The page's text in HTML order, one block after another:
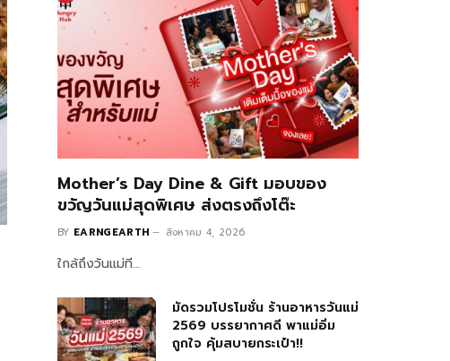
Mother’s Day Dine & Gift มอบของ
ขวัญวันแม่สุดพิเศษ ส่งตรงถึงโต๊ะ
BY EARNGEARTH สิงหาคม 4, 2026
ใกล้ถึงวันแม่ที…
มัดรวมโปรโมชั่น ร้านอาหารวันแม่
2569 บรรยากาศดี พาแม่อิ่ม
ถูกใจ คุ้มสบายกระเป๋า!!